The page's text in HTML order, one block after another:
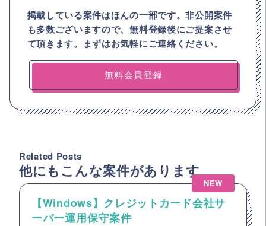
掲載している案件はほんの一部です。非公開案件
も多数ございますので、無料登録後にご提案させ
て頂きます。まずはお気軽にご連絡ください。
無料会員登録
Related Posts
他にもこんな案件があります
NEW
【Windows】クレジットカード会社サ
ーバー運用保守案件